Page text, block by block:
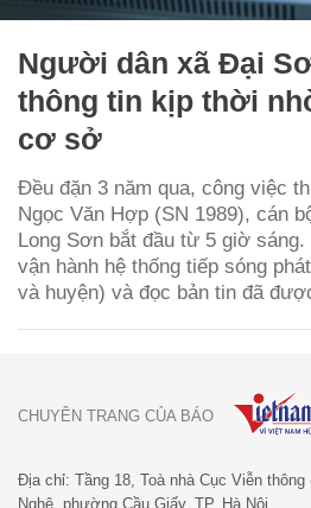
Người dân xã Đại
thông tin kịp thời
cơ sở
Đều đặn 3 năm qua, công việc
Ngọc Văn Hợp (SN 1989), cán
Long Sơn bắt đầu từ 5 giờ
vận hành hệ thống tiếp sóng
và huyện) và đọc bản tin đã
Địa chỉ: Tầng 18, Toà nhà Cục Viễn
Nghệ, phường Cầu Giấy, TP. Hà Nội.
CHUYÊN TRANG CỦA BÁO